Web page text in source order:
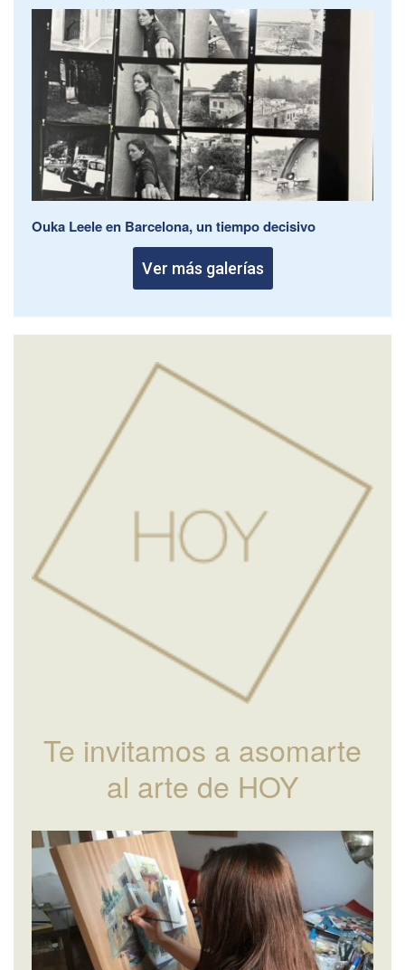
Ouka Leele en Barcelona, un tiempo decisivo
Ver más galerías
Te invitamos a asomarte
al arte de HOY